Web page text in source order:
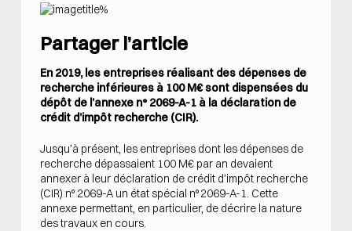
Partager l’article
En 2019, les entreprises réalisant des dépenses de
recherche inférieures à 100 M€ sont dispensées du
dépôt de l’annexe n° 2069-A-1 à la déclaration de
crédit d’impôt recherche (CIR).
Jusqu’à présent, les entreprises dont les dépenses de
recherche dépassaient 100 M€ par an devaient
annexer à leur déclaration de crédit d’impôt recherche
(CIR) n° 2069-A un état spécial n° 2069-A-1. Cette
annexe permettant, en particulier, de décrire la nature
des travaux en cours.